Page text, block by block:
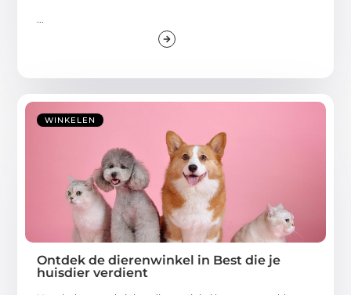
WINKELEN
Ontdek de dierenwinkel in Best die je
huisdier verdient